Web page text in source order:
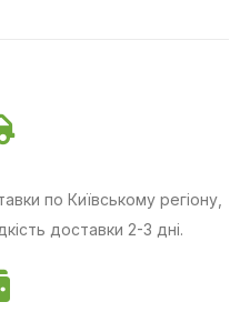
по Київському регіону,
доставки 2-3 дні.